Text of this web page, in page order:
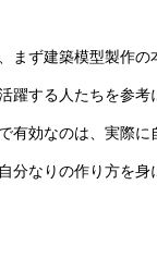
まず建築模型製作
躍する人たちを参
有効なのは、実際
分なりの作り方を